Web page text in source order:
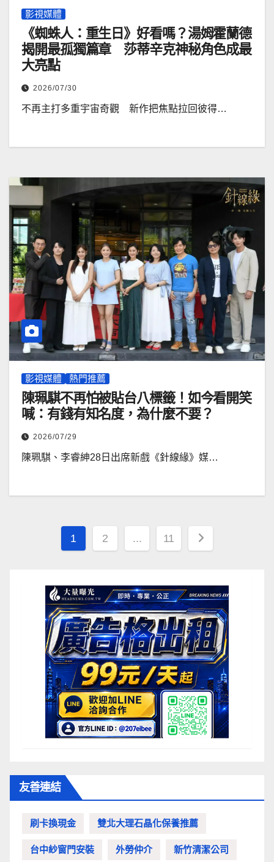
影視媒體
《蜘蛛人：重生日》好看嗎？湯姆霍蘭德
揭開最孤獨篇章 莎蒂辛克神秘角色成最
大亮點
2026/07/30
不再主打多重宇宙奇觀 新作把焦點拉回彼得…
影視媒體 熱門推薦
陳珮騏不再怕被貼台八標籤！如今看開笑
喊：有錢有知名度，為什麼不要？
2026/07/29
陳珮騏、李睿紳28日出席新戲《針線緣》媒…
文
分
頁
1 2 ... 11
友善連結
刷卡換現金 雙北大理石晶化保養推薦
台中紗窗門安裝 外勞仲介 新竹清潔公司